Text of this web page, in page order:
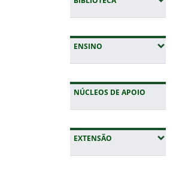
ENSINO (EXPANDIR
NÚCLEOS DE APOIO
EXTENSÃO (EXPANDIR